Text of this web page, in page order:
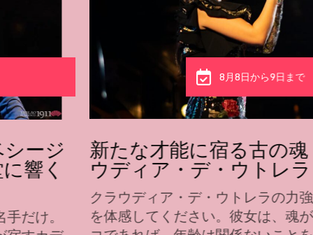
8月8日から9日まで
新たな才能に宿る古の魂：クラ
ウディア・デ・ウトレラ
クラウディア・デ・ウトレラの力強さと成熟
を体感してください。彼女は、魂がフラメン